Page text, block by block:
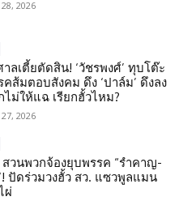
2026
ลเตี้ยตัดสิน! ‘วัชรพงศ์’ ทุบโต๊ะ
คส้มตอบสังคม ดึง ‘ปาล์ม’ ดึงลง
ไม่ให้แฉ เรียกฮั้วไหม?
2026
สวนพวกจ้องยุบพรรค “รำคาญ-
ปัดร่วมวงฮั้ว สว. แซวพูลแมน
ผ่